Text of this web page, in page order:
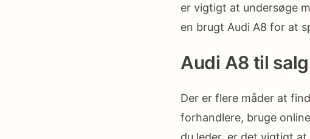
er vigtigt at undersøge
en brugt Audi A8 for at
Audi A8 til salg
Der er flere måder at
forhandlere, bruge